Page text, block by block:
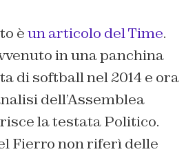
èun articolo del Time.
in una panchina
di softball nel 2014 e ora
dell’Assemblea
la testata Politico.
Fierro non riferì delle